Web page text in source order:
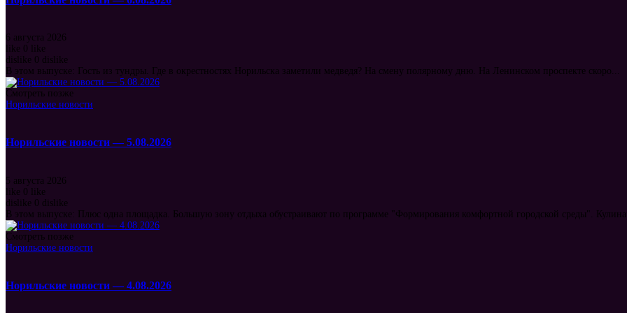
6 августа 2026
like
0
like
dislike
0 dislike
В этом выпуске: Гость из тундры. Где в окрестностях Норильска заметили медведя? На смену полярному дню. На Ленинском проспекте скоро...
Смотреть позже
Норильские новости
Норильские новости — 5.08.2026
5 августа 2026
like 0 like
dislike 0 dislike
В этом выпуске: Плюс одна площадка. Большую зону отдыха обустраивают по программе "Формирования комфортной городской среды".
Смотреть позже
Норильские новости
Норильские новости — 4.08.2026